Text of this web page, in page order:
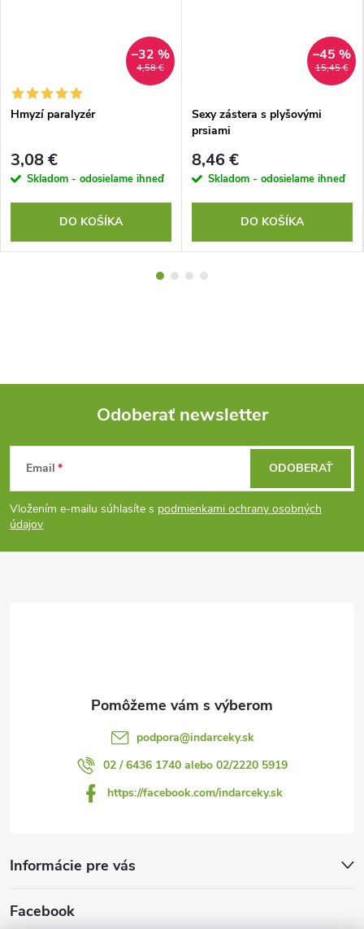
4,58 €
–32 %
Hmyzí paralyzér
3,08 €
Skladom - odosielame ihneď
DO KOŠÍKA
15,45 €
–45 %
Sexy zástera s plyšovými
prsiami
8,46 €
Skladom - odosielame ihneď
DO KOŠÍKA
Z
á
p
Odoberať newsletter
Email
Vložením e-mailu súhlasíte s podmienkami ochrany osobných
údajov
ODOBERAŤ
podpora@indarceky.sk
02 / 6436 1740 alebo 02/2220 5919
https://facebook.com/indarceky.sk
Informácie pre vás
Facebook